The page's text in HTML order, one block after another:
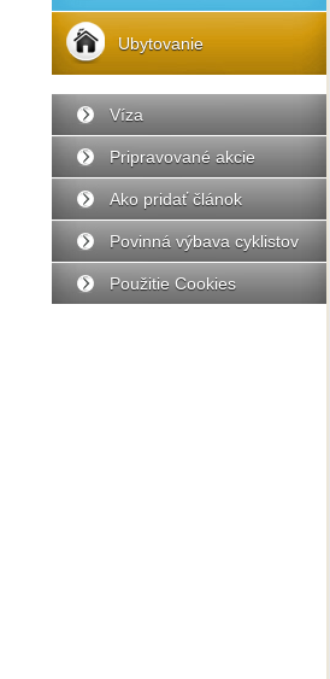
Ubytovanie
Víza
Pripravované akcie
Ako pridať článok
Povinná výbava cyklistov
Použitie Cookies